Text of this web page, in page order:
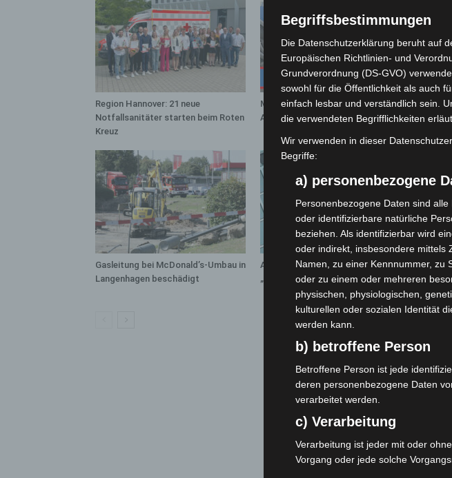
Region Hannover: 21 neue
Notfallsanitäter starten beim Roten
Kreuz
Mann läuft mit Hockeyschläger über
A7 – Polizei sucht Zeugen
Celle:
Unfall
Gasleitung bei McDonald’s-Umbau in
Langenhagen beschädigt
Anklage nach Abschaltung von
„Archetyp Market“ erhoben
Begriffsbestimmungen
Die Datenschutzerklärung beruht auf
Europäischen Richtlinien- und
Grundverordnung (DS-GVO)
sowohl für die Öffentlichkeit als auch
einfach lesbar und verständlich sein.
die verwendeten Begrifflichkeiten
Wir verwenden in dieser
Begriffe:
a) personenbezogene
Personenbezogene Daten sind
oder identifizierbare natürliche
beziehen. Als identifizierbar wird
oder indirekt, insbesondere mittels
Namen, zu einer Kennnummer, zu
oder zu einem oder mehreren
physischen, physiologischen,
kulturellen oder sozialen Identität
werden kann.
b) betroffene Person
Betroffene Person ist jede
deren personenbezogene Daten
verarbeitet werden.
c) Verarbeitung
Verarbeitung ist jeder mit oder
Vorgang oder jede solche